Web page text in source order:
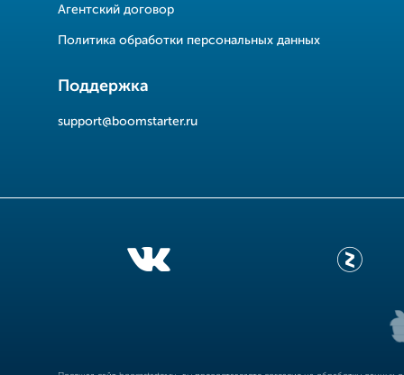
Агентский договор
Политика обработки персональных данных
Поддержка
support@boomstarter.ru